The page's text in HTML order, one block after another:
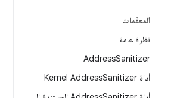
المعقّمات
نظرة عامة
AddressSanitizer
أداة Kernel Address Sanitizer